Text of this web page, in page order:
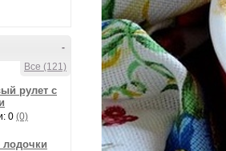
-
Все (121)
рулет с
0 (0)